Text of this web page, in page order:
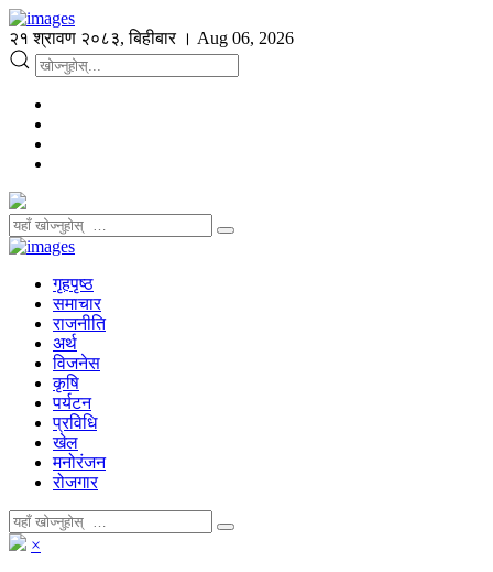
२१ श्रावण २०८३, बिहीबार । Aug 06, 2026
गृहपृष्ठ
समाचार
राजनीति
अर्थ
विजनेस
कृषि
पर्यटन
प्रविधि
खेल
मनोरंजन
रोजगार
×